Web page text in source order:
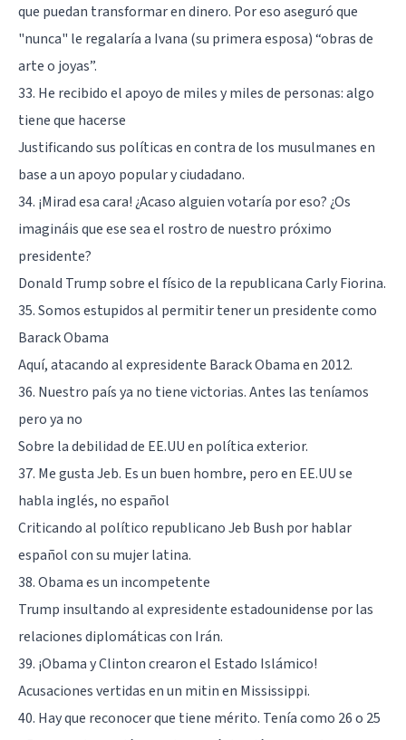
que puedan transformar en dinero. Por eso aseguró que
"nunca" le regalaría a Ivana (su primera esposa) “obras de
arte o joyas”.
33. He recibido el apoyo de miles y miles de personas: algo
tiene que hacerse
Justificando sus políticas en contra de los musulmanes en
base a un apoyo popular y ciudadano.
34. ¡Mirad esa cara! ¿Acaso alguien votaría por eso? ¿Os
imagináis que ese sea el rostro de nuestro próximo
presidente?
Donald Trump sobre el físico de la republicana Carly Fiorina.
35. Somos estupidos al permitir tener un presidente como
Barack Obama
Aquí, atacando al expresidente Barack Obama en 2012.
36. Nuestro país ya no tiene victorias. Antes las teníamos
pero ya no
Sobre la debilidad de EE.UU en política exterior.
37. Me gusta Jeb. Es un buen hombre, pero en EE.UU se
habla inglés, no español
Criticando al político republicano Jeb Bush por hablar
español con su mujer latina.
38. Obama es un incompetente
Trump insultando al expresidente estadounidense por las
relaciones diplomáticas con Irán.
39. ¡Obama y Clinton crearon el Estado Islámico!
Acusaciones vertidas en un mitin en Mississippi.
40. Hay que reconocer que tiene mérito. Tenía como 26 o 25